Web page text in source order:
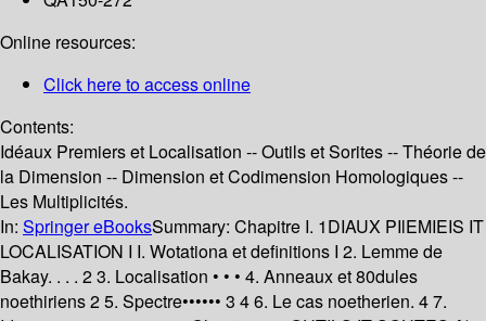
Online resources:
Click here to access online
Contents:
Idéaux Premiers et Localisation -- Outils et Sorites -- Théorie de
la Dimension -- Dimension et Codimension Homologiques --
Les Multiplicités.
In: Springer eBooksSummary: Chapitre I. 1DIAUX PIlEMIEIS IT
LOCALISATION I I. Wotationa et definitions I 2. Lemme de
Bakay. . . . 2 3. Localisation • • • 4. Anneaux et 80dules
noethiriens 2 5. Spectre•••••• 3 4 6. Le cas noetherien. 4 7.